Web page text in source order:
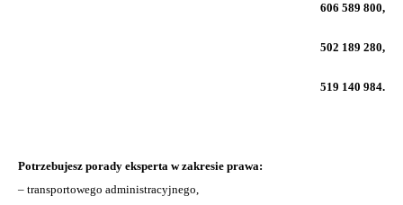
606 589 800,
502 189 280,
519 140 984.
Potrzebujesz porady eksperta w zakresie prawa:
– transportowego administracyjnego,